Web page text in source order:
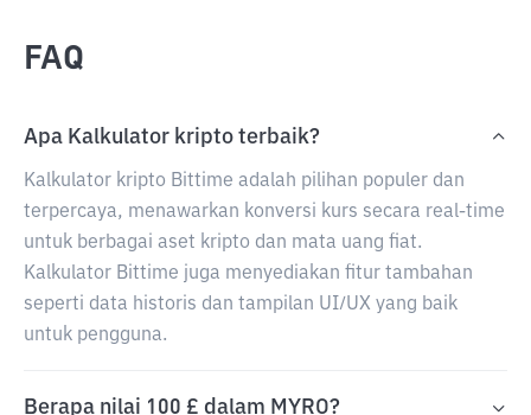
FAQ
Apa Kalkulator kripto terbaik?
Kalkulator kripto Bittime adalah pilihan populer dan
terpercaya, menawarkan konversi kurs secara real-time
untuk berbagai aset kripto dan mata uang fiat.
Kalkulator Bittime juga menyediakan fitur tambahan
seperti data historis dan tampilan UI/UX yang baik
untuk pengguna.
Berapa nilai 100 £ dalam MYRO?